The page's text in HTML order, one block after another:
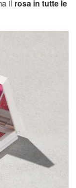
il rosa in tutte le